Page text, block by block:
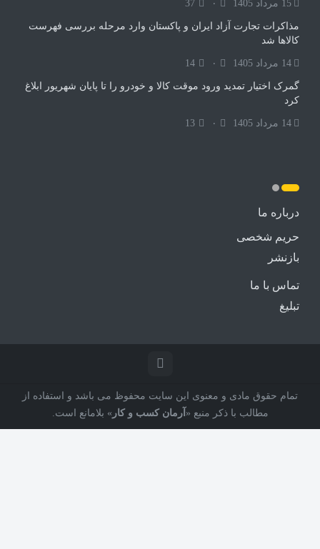
15 مرداد 1405 37
مذاکرات تجارت آزاد ایران و پاکستان وارد مرحله بررسی فهرست
کالاها شد
14 مرداد 1405 14
گمرک اختیار تمدید ورود موقت کالا و خودرو را تا پایان شهریور ابلاغ
کرد
14 مرداد 1405 13
درباره ما
حریم شخصی
بازنشر
تماس با ما
تبلیغ
تمام حقوق مادی و معنوی این سایت محفوظ می باشد و استفاده از
مطالب با ذکر منبع « آرمان کسب و کار » بلامانع است.